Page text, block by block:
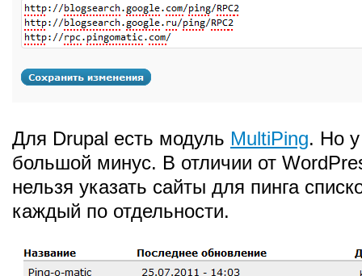
Для Drupal есть модуль MultiPing. Но у
большой минус. В отличии от
нельзя указать сайты для пинга
каждый по отдельности.